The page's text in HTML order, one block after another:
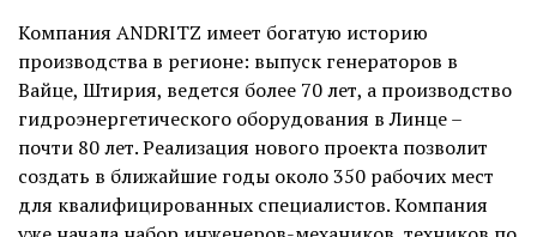
Компания ANDRITZ имеет богатую историю
производства в регионе: выпуск генераторов в
Вайце, Штирия, ведется более 70 лет, а производство
гидроэнергетического оборудования в Линце –
почти 80 лет. Реализация нового проекта позволит
создать в ближайшие годы около 350 рабочих мест
для квалифицированных специалистов. Компания